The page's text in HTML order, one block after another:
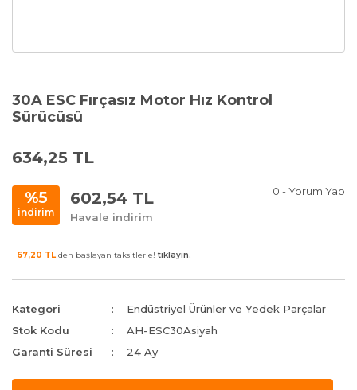
30A ESC Fırçasız Motor Hız Kontrol
Sürücüsü
634,25 TL
%5
indirim
602,54 TL
Havale indirim
0 - Yorum Yap
67,20 TL den başlayan taksitlerle! tıklayın.
Kategori
Endüstriyel Ürünler ve Yedek Parçalar
Stok Kodu
AH-ESC30Asiyah
Garanti Süresi
24 Ay